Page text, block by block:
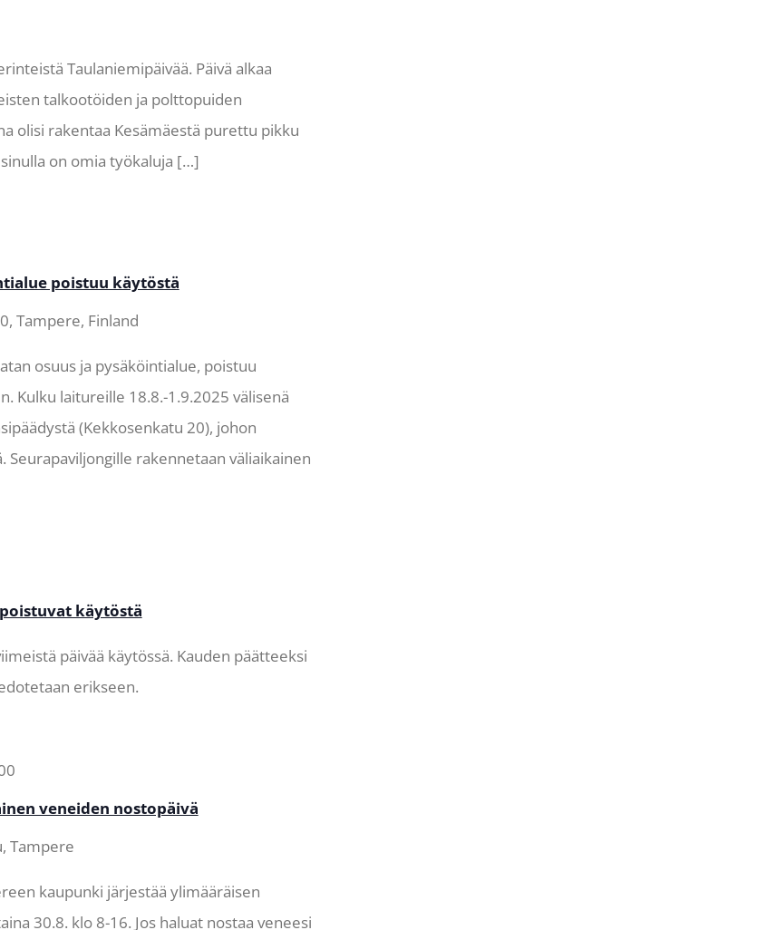
Taulaniemipäivää. Päivä alkaa
talkootöiden ja polttopuiden
olisi rakentaa Kesämäestä purettu pikku
on omia työkaluja […]
poistuu käytöstä
Tampere, Finland
osuus ja pysäköintialue, poistuu
Kulku laitureille 18.8.-1.9.2025 välisenä
(Kekkosenkatu 20), johon
Seurapaviljongille rakennetaan väliaikainen
käytöstä
päivää käytössä. Kauden päätteeksi
erikseen.
veneiden nostopäivä
Tampere
kaupunki järjestää ylimääräisen
30.8. klo 8-16. Jos haluat nostaa veneesi